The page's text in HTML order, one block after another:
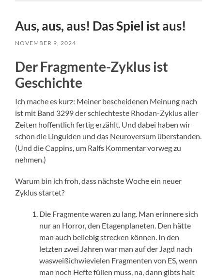
Aus, aus, aus! Das Spiel ist aus!
NOVEMBER 9, 2024
Der Fragmente-Zyklus ist
Geschichte
Ich mache es kurz: Meiner bescheidenen Meinung nach
ist mit Band 3299 der schlechteste Rhodan-Zyklus aller
Zeiten hoffentlich fertig erzählt. Und dabei haben wir
schon die Linguiden und das Neuroversum überstanden.
(Und die Cappins, um Ralfs Kommentar vorweg zu
nehmen.)
Warum bin ich froh, dass nächste Woche ein neuer
Zyklus startet?
Die Fragmente waren zu lang. Man erinnere sich
nur an Horror, den Etagenplaneten. Den hätte
man auch beliebig strecken können. In den
letzten zwei Jahren war man auf der Jagd nach
wasweißichwievielen Fragmenten von ES, wenn
man noch Hefte füllen muss, na, dann gibts halt